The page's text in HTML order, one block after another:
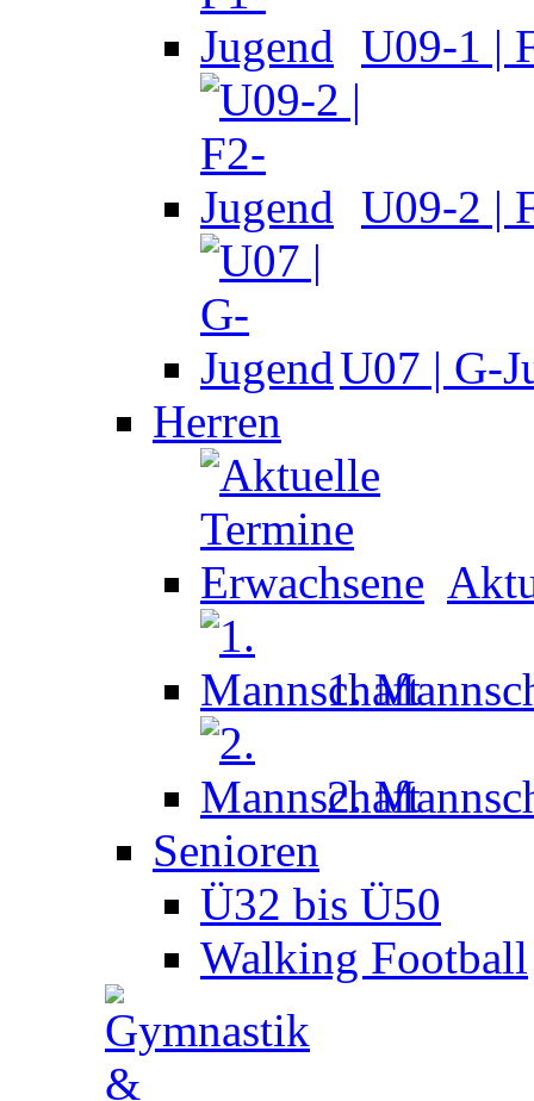
U09-1 |
U09-2 |
U07 | G-
Herren
1.
2.
Senioren
Ü32 bis Ü50
Walking Football